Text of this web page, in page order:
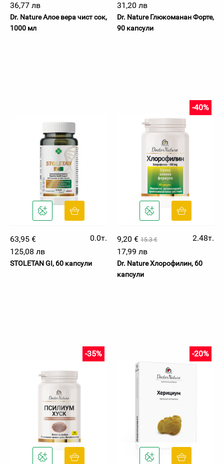
36,77 лв
Dr. Nature Алое вера чист сок,
1000 мл
31,20 лв
Dr. Nature Глюкоманан Форте,
90 капсули
63,95 €
0.0т.
125,08 лв
STOLETAN GI, 60 капсули
9,20 € 15.3 €
-40%
2.48т.
17,99 лв
Dr. Nature Хлорофилин, 60
капсули
-35% -20%